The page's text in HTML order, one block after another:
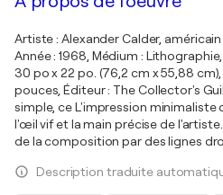
Artiste : Alexander Calder, américain
Année : 1968, Médium :
30 po x 22 po. (76,2 cm x 55,88 cm),
pouces, Éditeur : The Collector's
simple, ce L'impression
l'œil vif et la main précise de
de la composition par des lignes
Description traduite